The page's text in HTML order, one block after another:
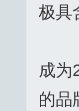
极具
成为
的品